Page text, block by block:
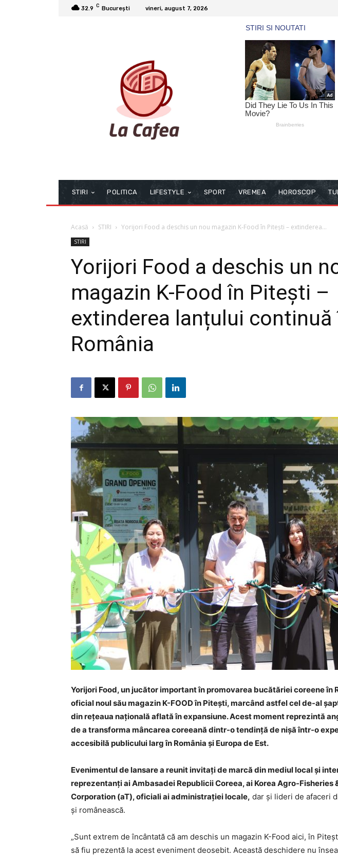
32.9 C București vineri, august 7, 2026
STIRI POLITICA LIFESTYLE SPORT VREMEA HOROSCOP
Acasă STIRI Yorijori Food a deschis un nou magazin K-Food în Pitești – extinderea...
STIRI
Yorijori Food a deschis un
magazin K-Food în Pitești –
extinderea lanțului continuă
România
Yorijori Food, un jucător important în promovarea bucătăriei coreene în
oficial noul său magazin K-FOOD în Pitești, marcând astfel cel de-al
din rețeaua națională aflată în expansiune. Acest moment reprezintă
de a transforma mâncarea coreeană dintr-o tendință de nișă într-o
accesibilă publicului larg în România și Europa de Est.
Evenimentul de lansare a reunit invitați de marcă din mediul local și
reprezentanți ai Ambasadei Republicii Coreea, ai Korea Agro-Fisheries
Corporation (aT), oficiali ai administrației locale, dar și lideri de afaceri
și românească.
„Sunt extrem de încântată că am deschis un magazin K-Food aici, în
să fiu prezentă la acest eveniment deosebit. Această deschidere nu